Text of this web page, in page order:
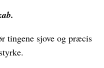
tingene sjove og præcis